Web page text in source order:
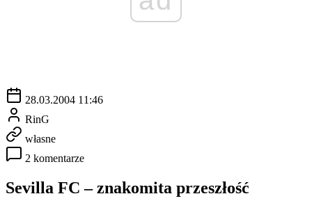
28.03.2004 11:46
RinG
własne
2 komentarze
Sevilla FC – znakomita przeszłość